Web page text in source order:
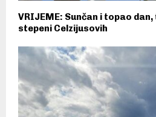
VRIJEME: Sunčan i topao
stepeni Celzijusovih